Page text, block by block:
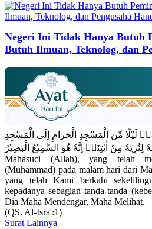
Negeri Ini Tidak Hanya Butuh
Butuh Ilmuan, Teknolog, dan
لَيْلًا مِّنَ الْمَسْجِدِ الْحَرَامِ اِلَى الْمَسْجِدِ
لِنُرِيَهٗ مِنْ اٰيٰتِنَاۗ اِنَّهٗ هُوَ السَّمِيْعُ الْبَصِيْرُ
Mahasuci (Allah), yang telah
(Muhammad) pada malam hari dari
yang telah Kami berkahi
kepadanya sebagian tanda-tanda
Dia Maha Mendengar, Maha Melihat.
(QS. Al-Isra':1)
Surat Lainnya